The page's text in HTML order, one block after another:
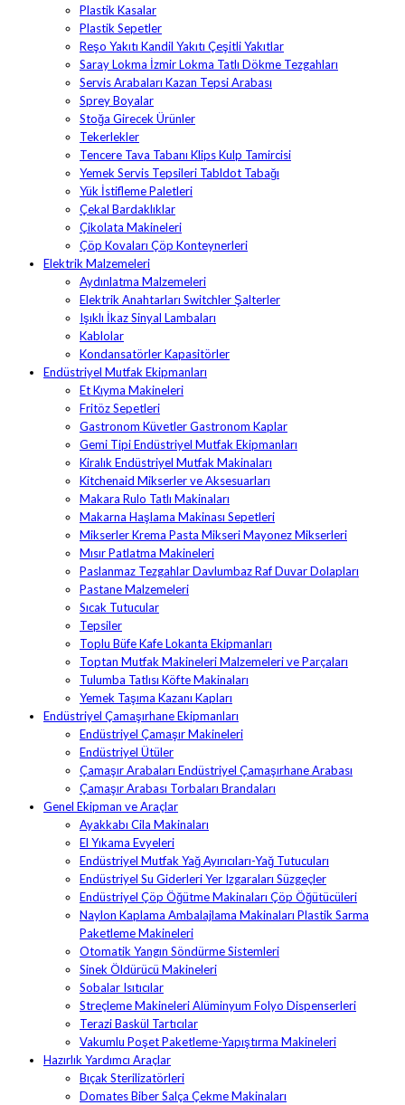
Plastik Kasalar
Plastik Sepetler
Reşo Yakıtı Kandil Yakıtı Çeşitli Yakıtlar
Saray Lokma İzmir Lokma Tatlı Dökme Tezgahları
Servis Arabaları Kazan Tepsi Arabası
Sprey Boyalar
Stoğa Girecek Ürünler
Tekerlekler
Tencere Tava Tabanı Klips Kulp Tamircisi
Yemek Servis Tepsileri Tabldot Tabağı
Yük İstifleme Paletleri
Çekal Bardaklıklar
Çikolata Makineleri
Çöp Kovaları Çöp Konteynerleri
Elektrik Malzemeleri
Aydınlatma Malzemeleri
Elektrik Anahtarları Switchler Şalterler
Işıklı İkaz Sinyal Lambaları
Kablolar
Kondansatörler Kapasitörler
Endüstriyel Mutfak Ekipmanları
Et Kıyma Makineleri
Fritöz Sepetleri
Gastronom Küvetler Gastronom Kaplar
Gemi Tipi Endüstriyel Mutfak Ekipmanları
Kiralık Endüstriyel Mutfak Makinaları
Kitchenaid Mikserler ve Aksesuarları
Makara Rulo Tatlı Makinaları
Makarna Haşlama Makinası Sepetleri
Mikserler Krema Pasta Mikseri Mayonez Mikserleri
Mısır Patlatma Makineleri
Paslanmaz Tezgahlar Davlumbaz Raf Duvar Dolapları
Pastane Malzemeleri
Sıcak Tutucular
Tepsiler
Toplu Büfe Kafe Lokanta Ekipmanları
Toptan Mutfak Makineleri Malzemeleri ve Parçaları
Tulumba Tatlısı Köfte Makinaları
Yemek Taşıma Kazanı Kapları
Endüstriyel Çamaşırhane Ekipmanları
Endüstriyel Çamaşır Makineleri
Endüstriyel Ütüler
Çamaşır Arabaları Endüstriyel Çamaşırhane Arabası
Çamaşır Arabası Torbaları Brandaları
Genel Ekipman ve Araçlar
Ayakkabı Cila Makinaları
El Yıkama Evyeleri
Endüstriyel Mutfak Yağ Ayırıcıları-Yağ Tutucuları
Endüstriyel Su Giderleri Yer Izgaraları Süzgeçler
Endüstriyel Çöp Öğütme Makinaları Çöp Öğütücüleri
Naylon Kaplama Ambalajlama Makinaları Plastik Sarma
Paketleme Makineleri
Otomatik Yangın Söndürme Sistemleri
Sinek Öldürücü Makineleri
Sobalar Isıtıcılar
Streçleme Makineleri Alüminyum Folyo Dispenserleri
Terazi Baskül Tartıcılar
Vakumlu Poşet Paketleme-Yapıştırma Makineleri
Hazırlık Yardımcı Araçlar
Bıçak Sterilizatörleri
Domates Biber Salça Çekme Makinaları